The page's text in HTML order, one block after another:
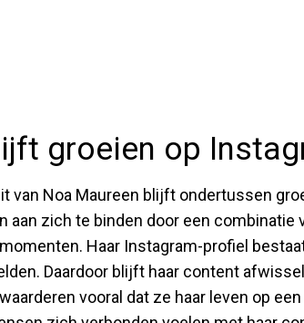
groeien op
van Noa Maureen blijft ondertussen
aan zich te binden door een combinatie
Haar Instagram-profiel
Daardoor blijft haar content
vooral dat ze haar leven op